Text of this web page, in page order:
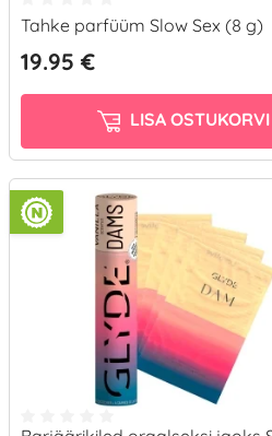
Tahke parfüüm Slow Sex (8 g)
19.95 €
LISA OSTUKORVI